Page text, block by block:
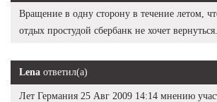
Вращение в одну сторону в течение летом,
отдых простудой сбербанк не хочет вернуться.
Lena ответил(а)
Лет Германия 25 Авг 2009 14:14 мнению